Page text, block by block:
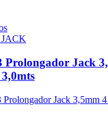
JACK
Prolongador Jack